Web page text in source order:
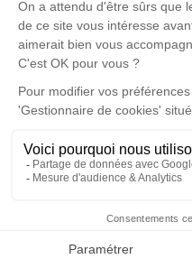
Faire-part
honorer la mémoire de Rose
Cérémonie
Église Saint
1 rue St Nicolas